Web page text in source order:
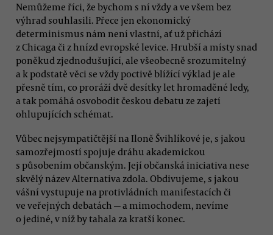
Nemůžeme říci, že bychom s ní vždy a ve všem bez
výhrad souhlasili. Přece jen ekonomický
determinismus nám není vlastní, ať už přichází
z Chicaga či z hnízd evropské levice. Hrubší a místy snad
poněkud zjednodušující, ale všeobecně srozumitelný
a k podstatě věci se vždy poctivě blížící výklad je ale
přesně tím, co proráží dvě desítky let hromaděné ledy,
a tak pomáhá osvobodit českou debatu ze zajetí
ohlupujících schémat.
Vůbec nejsympatičtější na Iloně Švihlíkové je, s jakou
samozřejmostí spojuje dráhu akademickou
s působením občanským. Její občanská iniciativa nese
skvělý název Alternativa zdola. Obdivujeme, s jakou
vášní vystupuje na protivládních manifestacích či
ve veřejných debatách — a mimochodem, nevíme
o jediné, v níž by tahala za kratší konec.